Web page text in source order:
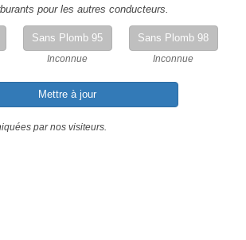
pour les autres conducteurs.
Sans Plomb 95
Inconnue
Sans Plomb 98
Inconnue
Mettre à jour
par nos visiteurs.